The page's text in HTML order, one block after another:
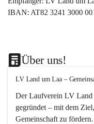
IBAN: AT82 3241 3000
Über uns!
LV Land um Laa –
Der Laufverein LV Land
gegründet – mit dem Ziel,
Gemeinschaft zu